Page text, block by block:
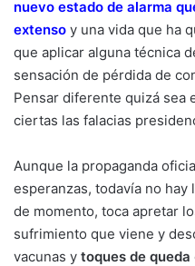
nuevo estado de alarma
extenso y una vida que ha
que aplicar alguna técnica
sensación de pérdida de
Pensar diferente quizá sea
ciertas las falacias
Aunque la propaganda
esperanzas, todavía no
de momento, toca apretar
sufrimiento que viene y
vacunas y toques de queda